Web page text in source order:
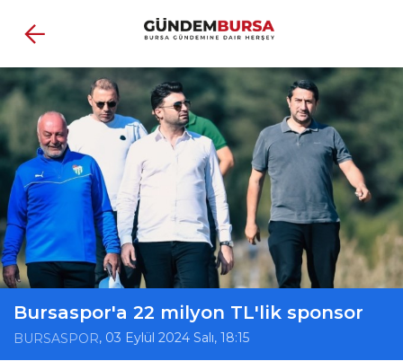
Bursaspor'a 22 milyon TL'lik sponsor
BURSASPOR, 03 Eylül 2024 Salı, 18:15